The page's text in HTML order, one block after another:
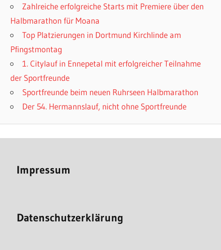
Zahlreiche erfolgreiche Starts mit Premiere über den
Halbmarathon für Moana
Top Platzierungen in Dortmund Kirchlinde am
Pfingstmontag
1. Citylauf in Ennepetal mit erfolgreicher Teilnahme
der Sportfreunde
Sportfreunde beim neuen Ruhrseen Halbmarathon
Der 54. Hermannslauf, nicht ohne Sportfreunde
Impressum
Datenschutzerklärung